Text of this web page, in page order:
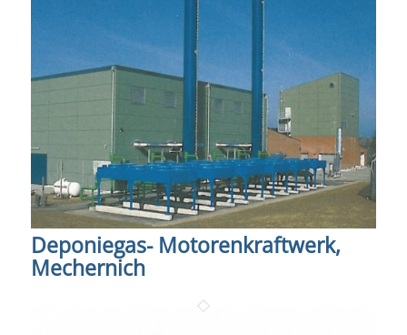
Deponiegas- Motorenkraftwerk,
Mechernich